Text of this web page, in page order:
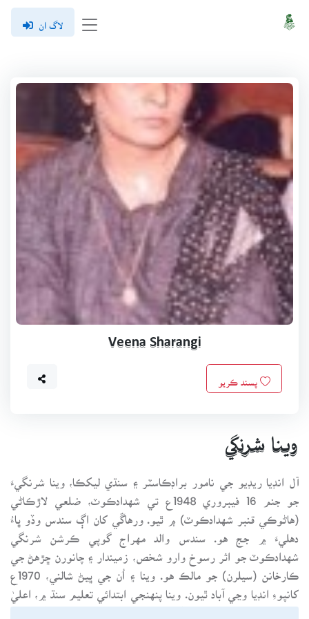
لاگ ان
Veena Sharangi
وينا شرنگي
آل انڊيا ريڊيو جي نامور براڊڪاسٽر ۽ سنڌي ليکڪا، وينا شرنگيءَ
جو جنم 16 فيبروري 1948ع تي شهدادڪوٽ، ضلعي لاڙڪاڻي
(هاڻوڪي قنبر شهدادڪوٽ) ۾ ٿيو. ورهاڱي کان اڳ سندس وڏو ڀاءُ
دهليءَ ۾ جج هو. سندس والد مهراج گوپي ڪرشن شرنگي
شهدادڪوٽ جو اثر رسوخ وارو شخص، زميندار ۽ چانورن ڇڙهڻ جي
کانپوءِ انڊيا وڃي آباد ٿيون. وينا پنهنجي ابتدائي تعليم سنڌ ۾، اعليٰ
تعليم هند ۾ ورتي ۽ اتان گرئجوئيشن ڪيائين. عملي زندگيءَ جي